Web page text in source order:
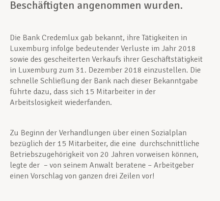
Beschäftigten angenommen wurden.
Die Bank Credemlux gab bekannt, ihre Tätigkeiten in
Luxemburg infolge bedeutender Verluste im Jahr 2018
sowie des gescheiterten Verkaufs ihrer Geschäftstätigkeit
in Luxemburg zum 31. Dezember 2018 einzustellen. Die
schnelle Schließung der Bank nach dieser Bekanntgabe
führte dazu, dass sich 15 Mitarbeiter in der
Arbeitslosigkeit wiederfanden.
Zu Beginn der Verhandlungen über einen Sozialplan
bezüglich der 15 Mitarbeiter, die eine durchschnittliche
Betriebszugehörigkeit von 20 Jahren vorweisen können,
legte der – von seinem Anwalt beratene – Arbeitgeber
einen Vorschlag von ganzen drei Zeilen vor!